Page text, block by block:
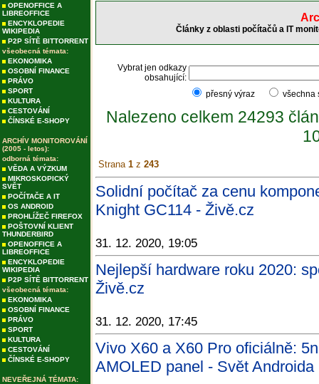
OPENOFFICE A
LIBREOFFICE
ENCYKLOPEDIE
WIKIPEDIA
P2P SÍTĚ BITTORRENT
všeobecná témata:
EKONOMIKA
OSOBNÍ FINANCE
PRÁVO
SPORT
KULTURA
CESTOVÁNÍ
ČÍNSKÉ E-SHOPY
ARCHÍV MONITOROVÁNÍ
(2005 - letos):
odborná témata:
VĚDA A VÝZKUM
MIKROSKOPICKÝ
SVĚT
POČÍTAČE A IT
OS ANDROID
PROHLÍŽEČ FIREFOX
POŠTOVNÍ KLIENT
THUNDERBIRD
OPENOFFICE A
LIBREOFFICE
ENCYKLOPEDIE
WIKIPEDIA
P2P SÍTĚ BITTORRENT
všeobecná témata:
EKONOMIKA
OSOBNÍ FINANCE
PRÁVO
SPORT
KULTURA
CESTOVÁNÍ
ČÍNSKÉ E-SHOPY
NEVEŘEJNÁ TÉMATA:
Články z oblasti počítačů a IT
Vybrat jen odkazy
obsahující:
přesný výraz
Nalezeno celkem 24293
Strana 1 z 243
Solidní počítač za cenu
Knight GC114 - Živě.cz
31. 12. 2020, 19:05
Nejlepší hardware roku 2020:
Živě.cz
31. 12. 2020, 17:45
Vivo X60 a X60 Pro oficiálně:
AMOLED panel - Svět Androida